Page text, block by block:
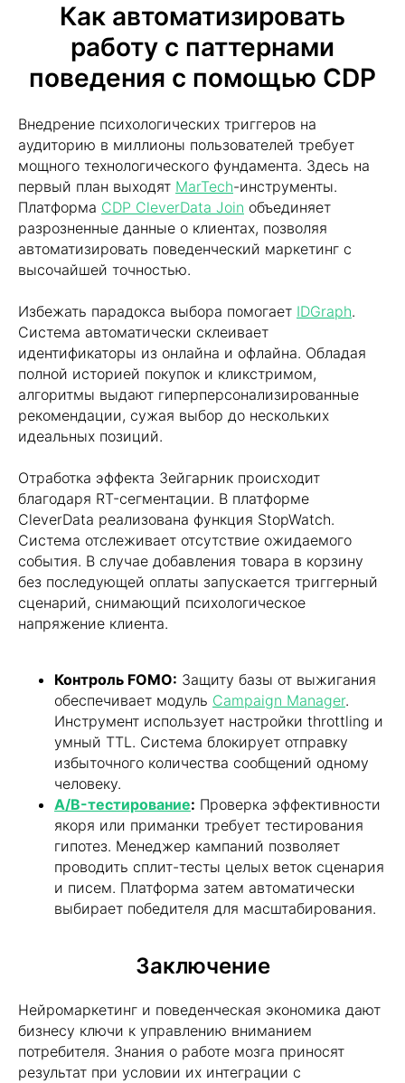
Как автоматизировать
работу с паттернами
поведения с помощью CDP
Внедрение психологических триггеров на
аудиторию в миллионы пользователей требует
мощного технологического фундамента. Здесь на
первый план выходят MarTech-инструменты.
Платформа CDP CleverData Join объединяет
разрозненные данные о клиентах, позволяя
автоматизировать поведенческий маркетинг с
высочайшей точностью.
Избежать парадокса выбора помогает IDGraph.
Система автоматически склеивает
идентификаторы из онлайна и офлайна. Обладая
полной историей покупок и кликстримом,
алгоритмы выдают гиперперсонализированные
рекомендации, сужая выбор до нескольких
идеальных позиций.
Отработка эффекта Зейгарник происходит
благодаря RT-сегментации. В платформе
CleverData реализована функция StopWatch.
Система отслеживает отсутствие ожидаемого
события. В случае добавления товара в корзину
без последующей оплаты запускается триггерный
сценарий, снимающий психологическое
напряжение клиента.
Контроль FOMO: Защиту базы от выжигания
обеспечивает модуль Campaign Manager.
Инструмент использует настройки throttling и
умный TTL. Система блокирует отправку
избыточного количества сообщений одному
человеку.
A/B-тестирование: Проверка эффективности
якоря или приманки требует тестирования
гипотез. Менеджер кампаний позволяет
проводить сплит-тесты целых веток сценария
и писем. Платформа затем автоматически
выбирает победителя для масштабирования.
Заключение
Нейромаркетинг и поведенческая экономика дают
бизнесу ключи к управлению вниманием
потребителя. Знания о работе мозга приносят
результат при условии их интеграции с
Хотите усилить ваш
Пишите! Проведем консультацию и
расскажем какие кейсы можно
внедрить в ваш бизнес!